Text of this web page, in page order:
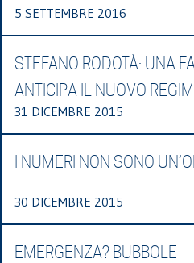
5 SETTEMBRE 2016
STEFANO RODOTÀ: UNA
ANTICIPA IL NUOVO
31 DICEMBRE 2015
I NUMERI NON SONO
30 DICEMBRE 2015
EMERGENZA? BUBBOLE